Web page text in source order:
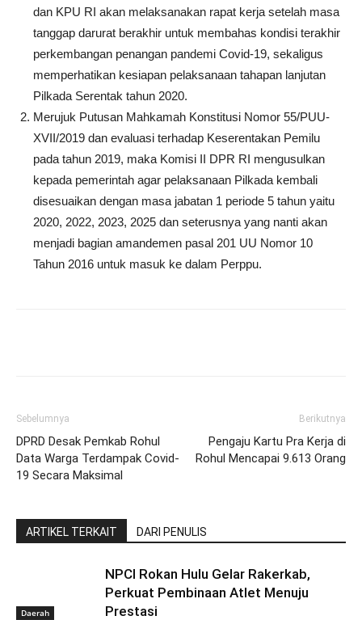
dan KPU RI akan melaksanakan rapat kerja setelah masa
tanggap darurat berakhir untuk membahas kondisi terakhir
perkembangan penangan pandemi Covid-19, sekaligus
memperhatikan kesiapan pelaksanaan tahapan lanjutan
Pilkada Serentak tahun 2020.
Merujuk Putusan Mahkamah Konstitusi Nomor 55/PUU-
XVII/2019 dan evaluasi terhadap Keserentakan Pemilu
pada tahun 2019, maka Komisi II DPR RI mengusulkan
kepada pemerintah agar pelaksanaan Pilkada kembali
disesuaikan dengan masa jabatan 1 periode 5 tahun yaitu
2020, 2022, 2023, 2025 dan seterusnya yang nanti akan
menjadi bagian amandemen pasal 201 UU Nomor 10
Tahun 2016 untuk masuk ke dalam Perppu.
Sebelumnya
DPRD Desak Pemkab Rohul
Data Warga Terdampak Covid-
19 Secara Maksimal
Berikutnya
Pengaju Kartu Pra Kerja di
Rohul Mencapai 9.613 Orang
ARTIKEL TERKAIT DARI PENULIS
Daerah
NPCI Rokan Hulu Gelar Rakerkab,
Perkuat Pembinaan Atlet Menuju
Prestasi